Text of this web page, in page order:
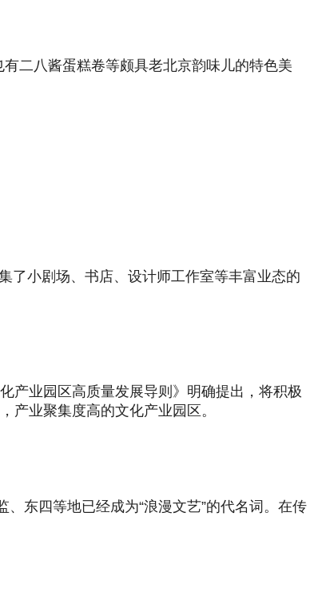
二八酱蛋糕卷等颇具老北京韵味儿的特色美
了小剧场、书店、设计师工作室等丰富业态的
产业园区高质量发展导则》明确提出，将积极
产业聚集度高的文化产业园区。
东四等地已经成为“浪漫文艺”的代名词。在传